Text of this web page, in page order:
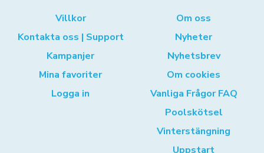
Villkor
Kontakta oss | Support
Kampanjer
Mina favoriter
Logga in
Om oss
Nyheter
Nyhetsbrev
Om cookies
Vanliga Frågor FAQ
Poolskötsel
Vinterstängning
Uppstart